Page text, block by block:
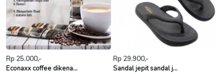
Rp 25.000,-
Econaxx coffee dikena...
Rp 29.900,-
Sandal jepit sandal j...